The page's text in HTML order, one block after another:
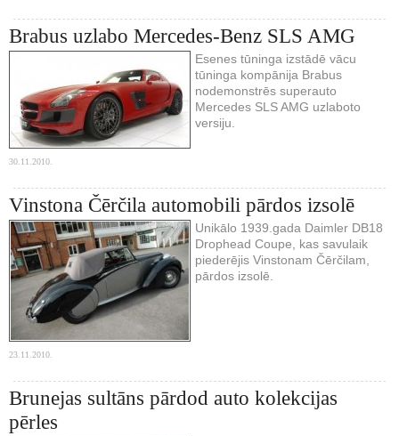
Brabus uzlabo Mercedes-Benz SLS AMG
Esenes tūninga izstādē vācu
tūninga kompānija Brabus
nodemonstrēs superauto
Mercedes SLS AMG uzlaboto
versiju.
30.11.2010.
Vinstona Čērčila automobili pārdos izsolē
Unikālo 1939.gada Daimler DB18
Drophead Coupe, kas savulaik
piederējis Vinstonam Čērčilam,
pārdos izsolē.
23.11.2010.
Brunejas sultāns pārdod auto kolekcijas
pērles